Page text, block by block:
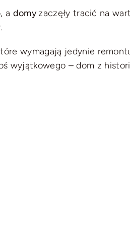
a domyzaczęły tracić na
wymagają jedynie
wyjątkowego – dom z